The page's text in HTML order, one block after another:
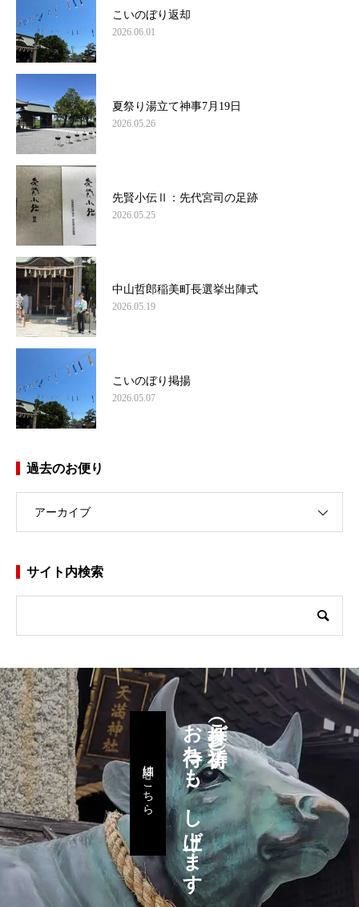
こいのぼり返却
2026.06.01
夏祭り湯立て神事7月19日
2026.05.26
先賢小伝Ⅱ：先代宮司の足跡
2026.05.25
中山哲郎稲美町長選挙出陣式
2026.05.19
こいのぼり掲揚
2026.05.07
過去のお便り
アーカイブ
サイト内検索
参拝（ご祈祷）
お待ちも～し上げます
詳細はこちら